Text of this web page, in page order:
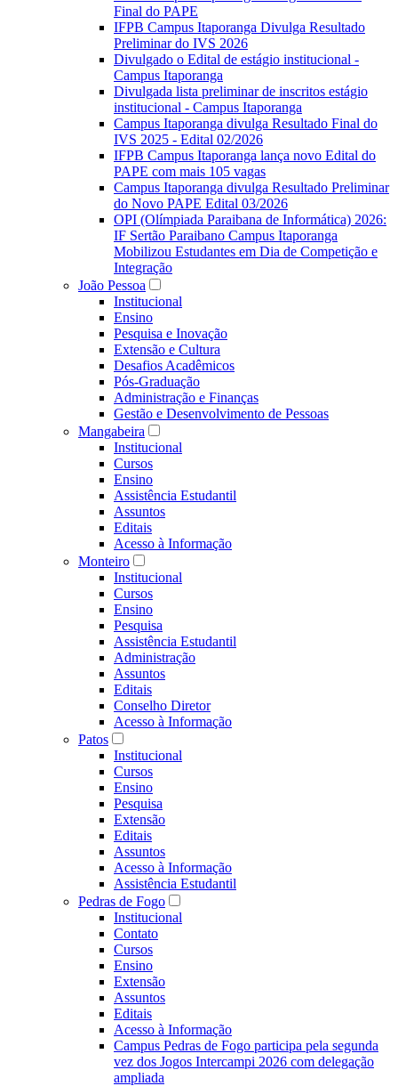
Final do PAPE
IFPB Campus Itaporanga Divulga Resultado
Preliminar do IVS 2026
Divulgado o Edital de estágio institucional -
Campus Itaporanga
Divulgada lista preliminar de inscritos estágio
institucional - Campus Itaporanga
Campus Itaporanga divulga Resultado Final do
IVS 2025 - Edital 02/2026
IFPB Campus Itaporanga lança novo Edital do
PAPE com mais 105 vagas
Campus Itaporanga divulga Resultado Preliminar
do Novo PAPE Edital 03/2026
OPI (Olímpiada Paraibana de Informática) 2026:
IF Sertão Paraibano Campus Itaporanga
Mobilizou Estudantes em Dia de Competição e
Integração
João Pessoa
Institucional
Ensino
Pesquisa e Inovação
Extensão e Cultura
Desafios Acadêmicos
Pós-Graduação
Administração e Finanças
Gestão e Desenvolvimento de Pessoas
Mangabeira
Institucional
Cursos
Ensino
Assistência Estudantil
Assuntos
Editais
Acesso à Informação
Monteiro
Institucional
Cursos
Ensino
Pesquisa
Assistência Estudantil
Administração
Assuntos
Editais
Conselho Diretor
Acesso à Informação
Patos
Institucional
Cursos
Ensino
Pesquisa
Extensão
Editais
Assuntos
Acesso à Informação
Assistência Estudantil
Pedras de Fogo
Institucional
Contato
Cursos
Ensino
Extensão
Assuntos
Editais
Acesso à Informação
Campus Pedras de Fogo participa pela segunda
vez dos Jogos Intercampi 2026 com delegação
ampliada